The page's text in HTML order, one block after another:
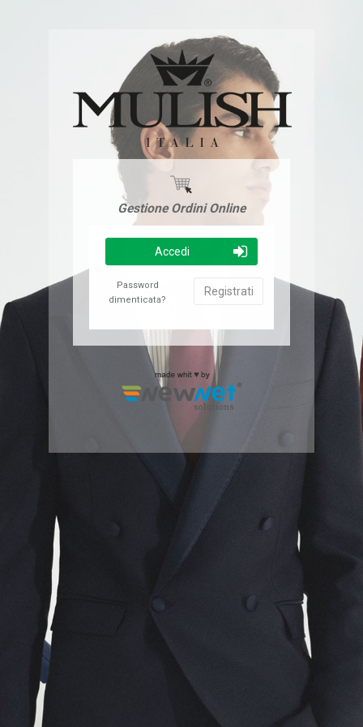
Gestione Ordini Online
Accedi
Password
dimenticata?
Registrati